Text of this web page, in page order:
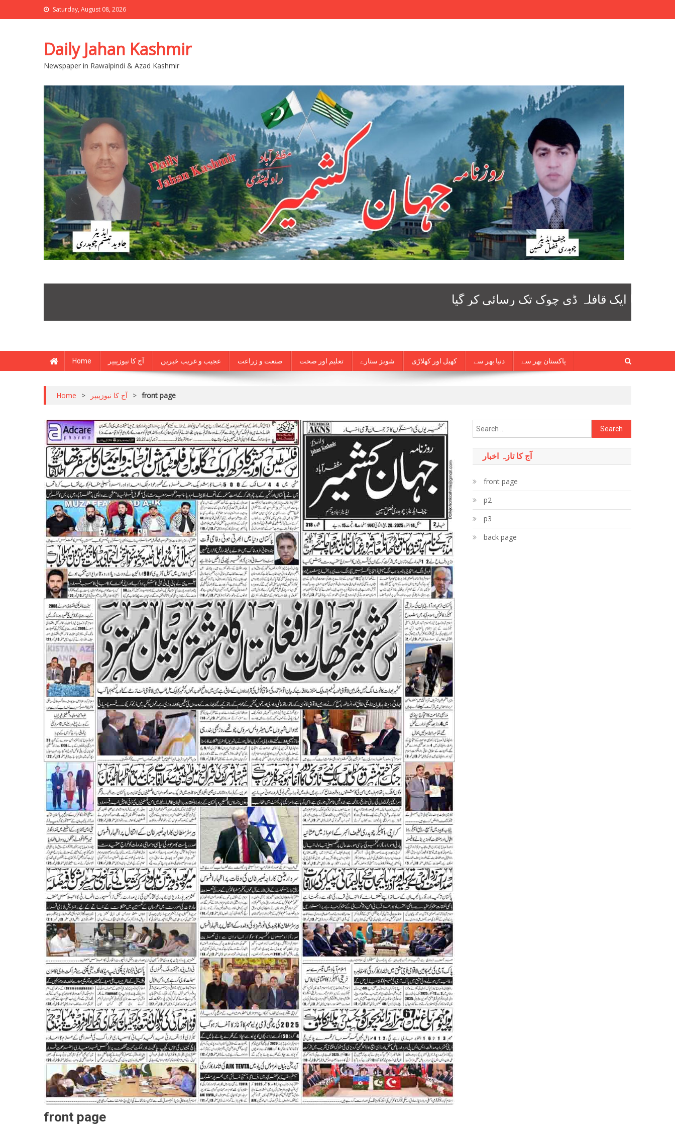
Saturday, August 08, 2026
Daily Jahan Kashmir
Newspaper in Rawalpindi & Azad Kashmir
Home آج کا نیوزپیپر عجیب و غریب خبریں صنعت و زراعت تعلیم اور صحت شوبز ستارے کھیل اور کھلاڑی دنیا بھر سے پاکستان بھر سے
Home > آج کا نیوزپیپر > front page
front page
Search
for:
آج کا تازہ اخبار
front page
p2
p3
back page